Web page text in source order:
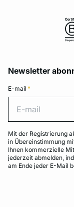
Newsletter
E-mail *
Mit der Registrierung
in Übereinstimmung
Ihnen kommerzielle
jederzeit abmelden,
am Ende jeder E-Mail